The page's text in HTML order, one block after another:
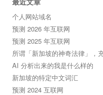
个人网站域名
预测 2026 年互联网
预测 2025 年互联网
所谓「新加坡的神奇法律」，
AI 分析出来的我是什么样的
新加坡的特定中文词汇
预测 2024 互联网